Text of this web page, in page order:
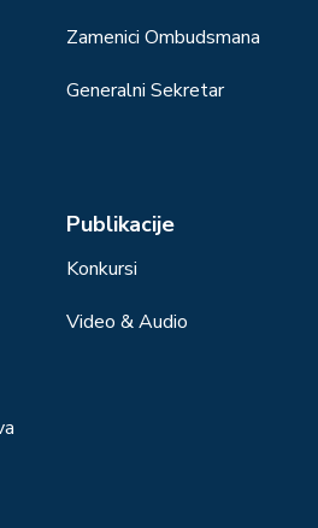
Zamenici Ombudsmana
Generalni Sekretar
Publikacije
Konkursi
Video & Audio